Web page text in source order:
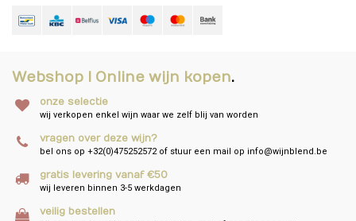
Webshop I Online wijn kopen.
onze selectie
wij verkopen enkel wijn waar we zelf blij van worden
vragen over deze wijn?
bel ons op +32(0)475252572 of stuur een mail op info@wijnblend.be
gratis levering vanaf €50
wij leveren binnen 3-5 werkdagen
veilig bestellen